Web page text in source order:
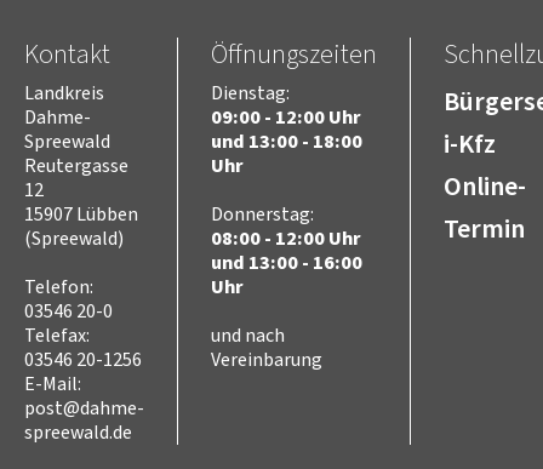
Niederschriften
Videoaufzeichnungen
Kreistag
Themen
SchülerInnen
Jugend
Digitalisierung
Bauen und Wohnen
Kontakt
Landkreis
Dahme-
Spreewald
Reutergasse
12
15907 Lübben
(Spreewald)
Telefon:
03546 20-0
Telefax:
03546 20-1256
E-Mail:
post@dahme-
spreewald.de
Öffnungszeiten
Dienstag:
09:00 - 12:00 Uhr
und 13:00 - 18:00
Uhr
Donnerstag:
08:00 - 12:00 Uhr
und 13:00 - 16:00
Uhr
und nach
Vereinbarung
i-Kfz
Online-
Termin